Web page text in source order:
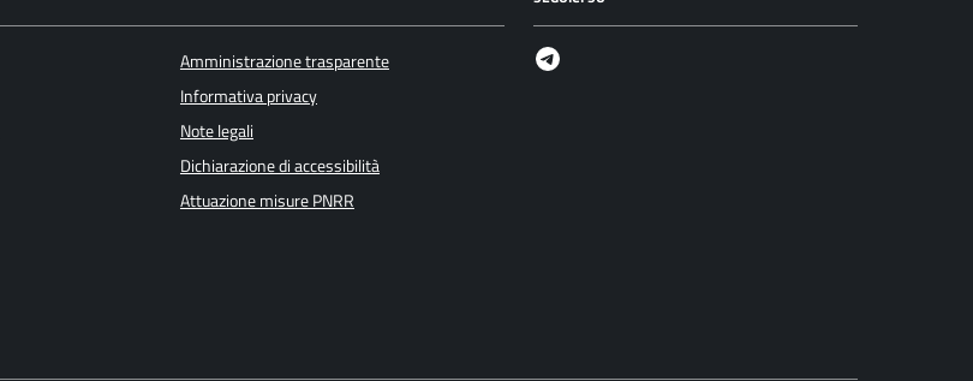
Amministrazione trasparente
Informativa privacy
Note legali
Dichiarazione di accessibilità
Attuazione misure PNRR